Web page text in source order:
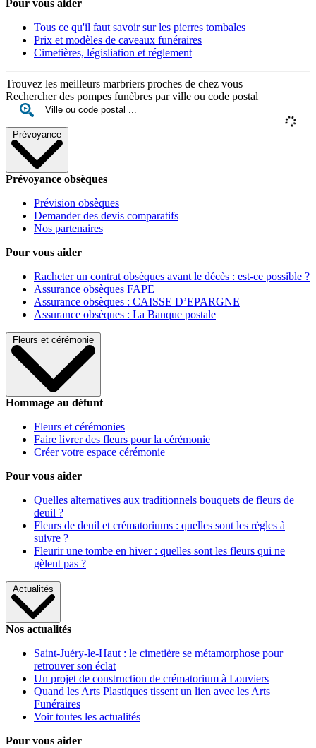
Pour vous aider
Tous ce qu'il faut savoir sur les pierres tombales
Prix et modèles de caveaux funéraires
Cimetières, législiation et réglement
Trouvez les meilleurs marbriers proches de chez vous
Rechercher des pompes funèbres par ville ou code postal
Prévoyance
Prévoyance obsèques
Prévision obsèques
Demander des devis comparatifs
Nos partenaires
Pour vous aider
Racheter un contrat obsèques avant le décès : est-ce possible ?
Assurance obsèques FAPE
Assurance obsèques : CAISSE D’EPARGNE
Assurance obsèques : La Banque postale
Fleurs et cérémonie
Hommage au défunt
Fleurs et cérémonies
Faire livrer des fleurs pour la cérémonie
Créer votre espace cérémonie
Pour vous aider
Quelles alternatives aux traditionnels bouquets de fleurs de
deuil ?
Fleurs de deuil et crématoriums : quelles sont les règles à
suivre ?
Fleurir une tombe en hiver : quelles sont les fleurs qui ne
gèlent pas ?
Actualités
Nos actualités
Saint-Juéry-le-Haut : le cimetière se métamorphose pour
retrouver son éclat
Un projet de construction de crématorium à Louviers
Quand les Arts Plastiques tissent un lien avec les Arts
Funéraires
Voir toutes les actualités
Pour vous aider